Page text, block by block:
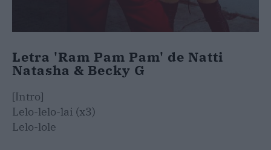
Letra 'Ram Pam Pam' de Natti
Natasha & Becky G
[Intro]
Lelo-lelo-lai (x3)
Lelo-lole